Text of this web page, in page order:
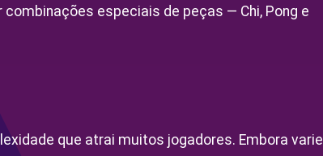
especiais de peças — Chi, Pong e
que atrai muitos jogadores. Embora varie